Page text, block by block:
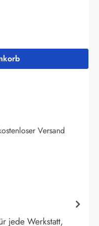
gewünschten
Versand
jede Werkstatt,